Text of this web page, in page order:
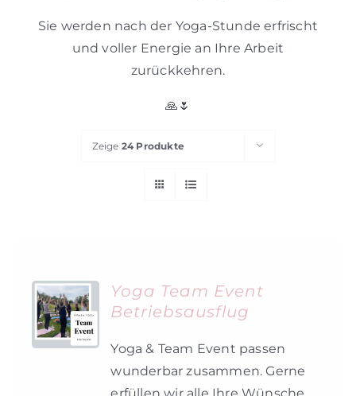
Sie werden nach der Yoga-Stunde erfrischt
und voller Energie an Ihre Arbeit
zurückkehren.
🙏🌷
Zeige 24 Produkte
JETZT
ANGEBOT
EINHOLEN
Yoga Team Event
Betriebsausflug
Yoga & Team Event passen
wunderbar zusammen. Gerne